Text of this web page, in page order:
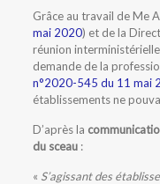
Grâce au travail de Me
mai 2020) et de la
réunion
demande de la
n°2020-545 du 11 mai
établissements ne
D’après la
du sceau:
« S’agissant des